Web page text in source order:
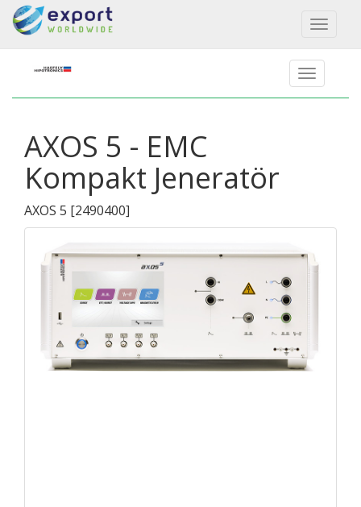
Toggle
AXOS 5 - EMC
Kompakt Jeneratör
AXOS 5 [2490400]